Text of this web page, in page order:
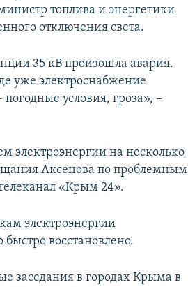
топлива и энергетики
отключения света.
35 кВ произошла авария.
уже электроснабжение
условия, гроза», –
электроэнергии на несколько
Аксенова по проблемным
«Крым 24».
электроэнергии
восстановлено.
заседания в городах Крыма в